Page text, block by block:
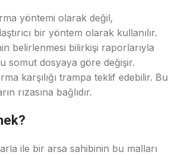
yöntemi olarak değil,
bir yöntem olarak kullanılır.
belirlenmesi bilirkişi raporlarıyla
somut dosyaya göre değişir.
karşılığı trampa teklif edebilir. Bu
rızasına bağlıdır.
ile bir arsa sahibinin bu malları